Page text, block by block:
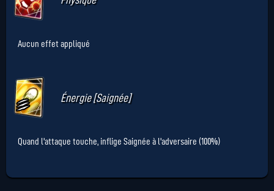
Aucun effet appliqué
Énergie [Saignée]
Quand l'attaque touche, inflige Saignée à l'adversaire (100%)